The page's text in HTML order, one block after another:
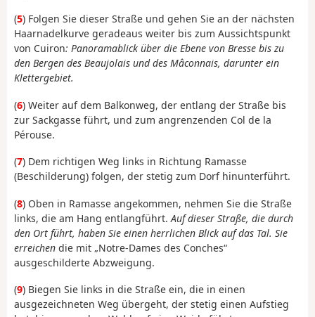
(5) Folgen Sie dieser Straße und gehen Sie an der nächsten
Haarnadelkurve geradeaus weiter bis zum Aussichtspunkt
von Cuiron: Panoramablick über die Ebene von Bresse bis zu
den Bergen des Beaujolais und des Mâconnais, darunter ein
Klettergebiet.
(6) Weiter auf dem Balkonweg, der entlang der Straße bis
zur Sackgasse führt, und zum angrenzenden Col de la
Pérouse.
(7) Dem richtigen Weg links in Richtung Ramasse
(Beschilderung) folgen, der stetig zum Dorf hinunterführt.
(8) Oben in Ramasse angekommen, nehmen Sie die Straße
links, die am Hang entlangführt. Auf dieser Straße, die durch
den Ort führt, haben Sie einen herrlichen Blick auf das Tal. Sie
erreichen die mit „Notre-Dames des Conches“
ausgeschilderte Abzweigung.
(9) Biegen Sie links in die Straße ein, die in einen
ausgezeichneten Weg übergeht, der stetig einen Aufstieg